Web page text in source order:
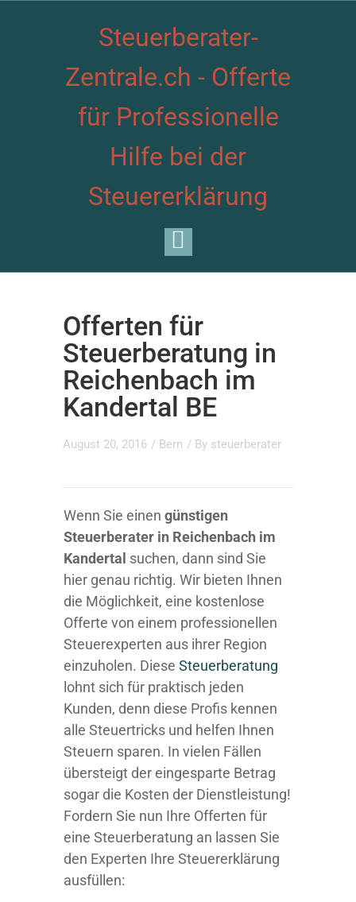
Steuerberater-
Zentrale.ch - Offerte
für Professionelle
Hilfe bei der
Steuererklärung
Offerten für
Steuerberatung in
Reichenbach im
Kandertal BE
August 20, 2016 / Bern / By steuerberater
Wenn Sie einen günstigen
Steuerberater in Reichenbach im
Kandertal suchen, dann sind Sie
hier genau richtig. Wir bieten Ihnen
die Möglichkeit, eine kostenlose
Offerte von einem professionellen
Steuerexperten aus ihrer Region
einzuholen. Diese Steuerberatung
lohnt sich für praktisch jeden
Kunden, denn diese Profis kennen
alle Steuertricks und helfen Ihnen
Steuern sparen. In vielen Fällen
übersteigt der eingesparte Betrag
sogar die Kosten der Dienstleistung!
Fordern Sie nun Ihre Offerten für
eine Steuerberatung an lassen Sie
den Experten Ihre Steuererklärung
ausfüllen: